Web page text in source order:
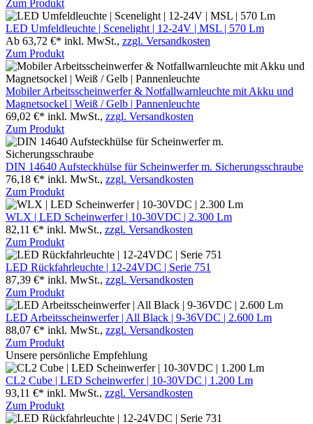
Zum Produkt
LED Umfeldleuchte | Scenelight | 12-24V | MSL | 570 Lm
Ab 63,72 €* inkl. MwSt., zzgl. Versandkosten
Zum Produkt
Mobiler Arbeitsscheinwerfer & Notfallwarnleuchte mit Akku und
Magnetsockel | Weiß / Gelb | Pannenleuchte
69,02 €* inkl. MwSt., zzgl. Versandkosten
Zum Produkt
DIN 14640 Aufsteckhülse für Scheinwerfer m. Sicherungsschraube
76,18 €* inkl. MwSt., zzgl. Versandkosten
Zum Produkt
WLX | LED Scheinwerfer | 10-30VDC | 2.300 Lm
82,11 €* inkl. MwSt., zzgl. Versandkosten
Zum Produkt
LED Rückfahrleuchte | 12-24VDC | Serie 751
87,39 €* inkl. MwSt., zzgl. Versandkosten
Zum Produkt
LED Arbeitsscheinwerfer | All Black | 9-36VDC | 2.600 Lm
88,07 €* inkl. MwSt., zzgl. Versandkosten
Zum Produkt
Unsere persönliche Empfehlung
CL2 Cube | LED Scheinwerfer | 10-30VDC | 1.200 Lm
93,11 €* inkl. MwSt., zzgl. Versandkosten
Zum Produkt